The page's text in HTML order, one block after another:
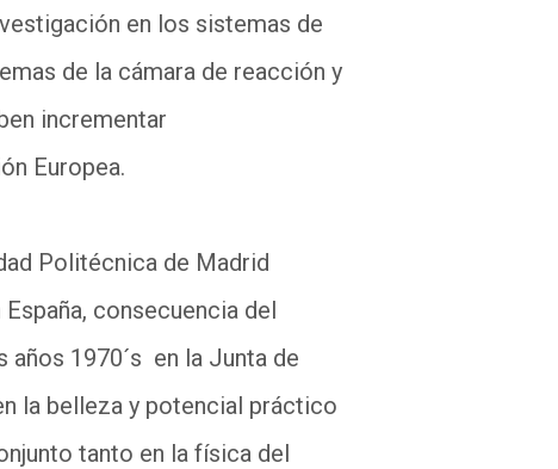
en los sistemas de
de la cámara de reacción y
incrementar
Europea.
Politécnica de Madrid
consecuencia del
1970´s en la Junta de
la belleza y potencial práctico
tanto en la física del